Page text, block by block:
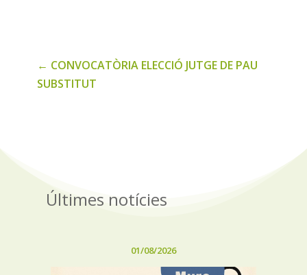
← CONVOCATÒRIA ELECCIÓ JUTGE DE PAU
SUBSTITUT
Últimes notícies
01/08/2026